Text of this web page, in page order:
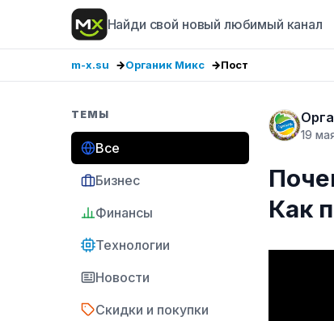
Найди свой новый любимый канал
m-x.su Органик Микс Пост
ТЕМЫ
Все
Бизнес
Финансы
Технологии
Новости
Скидки и покупки
19
Как